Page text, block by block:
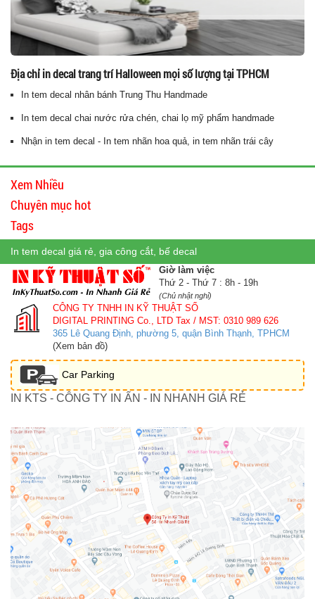
Địa chỉ in decal trang trí Halloween mọi số lượng tại TPHCM
In tem decal nhân bánh Trung Thu Handmade
In tem decal chai nước rửa chén, chai lọ mỹ phẩm handmade
Nhận in tem decal - In tem nhãn hoa quả, in tem nhãn trái cây
Xem Nhiều
Chuyên mục hot
Tags
In tem decal giá rẻ, gia công cắt, bế decal
Giờ làm việc
Thứ 2 - Thứ 7 : 8h - 19h
(Chủ nhật nghỉ)
CÔNG TY TNHH IN KỸ THUẬT SỐ
DIGITAL PRINTING Co., LTD Tax / MST: 0310 989 626
365 Lê Quang Định, phường 5, quận Bình Thạnh, TPHCM
(Xem bản đồ)
Car Parking
IN KTS - CÔNG TY IN ẤN - IN NHANH GIÁ RẺ